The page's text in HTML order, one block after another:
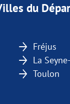
du
Fréjus
La
Toulon